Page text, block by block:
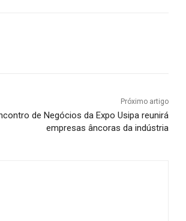
Próximo artigo
de Negócios da Expo Usipa reunirá
empresas âncoras da indústria